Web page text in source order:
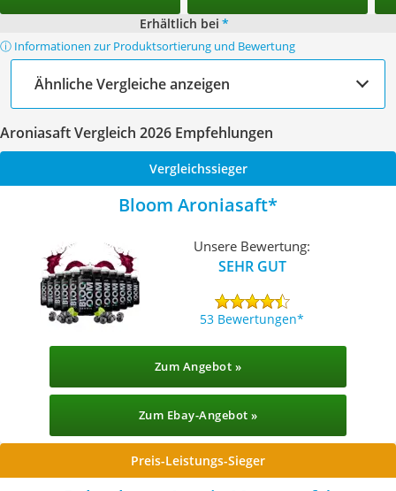
Erhältlich bei *
ⓘ Informationen zur Produktsortierung und Bewertung
Ähnliche Vergleiche anzeigen
Aroniasaft Vergleich 2026 Empfehlungen
Vergleichssieger
Bloom Aroniasaft
Unsere Bewertung:
SEHR GUT
53 Bewertungen
Zum Angebot »
Zum Ebay-Angebot »
Preis-Leistungs-Sieger